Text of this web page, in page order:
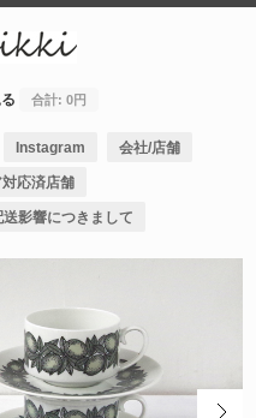
合計: 0円
Instagram 会社/店舗
応済店舗
影響につきまして